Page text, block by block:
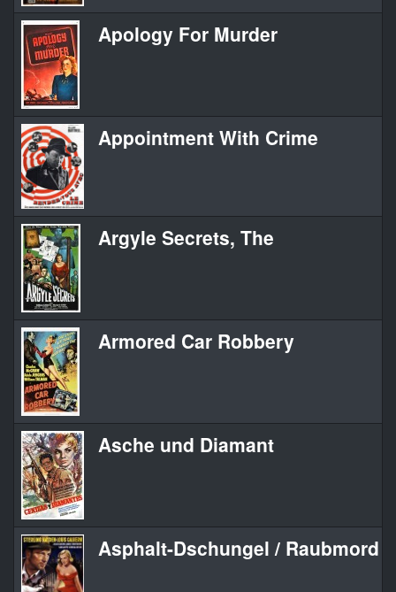
Apology For Murder
Appointment With Crime
Argyle Secrets, The
Armored Car Robbery
Asche und Diamant
Asphalt-Dschungel / Raubmord